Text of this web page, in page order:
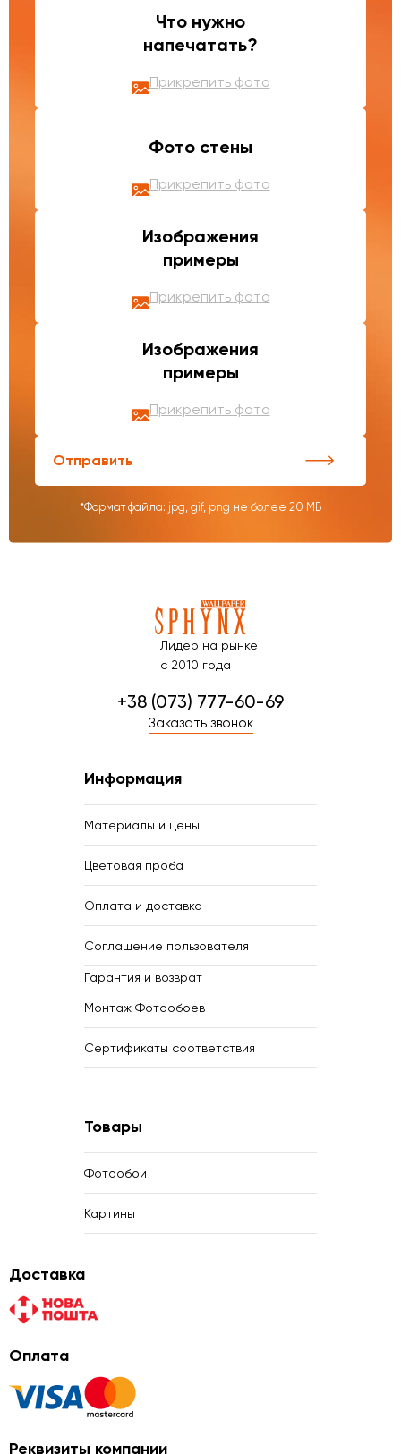
Что нужно
напечатать?
Прикрепить фото
Фото стены
Прикрепить фото
Изображения
примеры
Прикрепить фото
Изображения
примеры
Прикрепить фото
Отправить
*Формат файла: jpg, gif, png не более 20 МБ
Лидер на рынке
с 2010 года
+38 (073) 777-60-69
Заказать звонок
Информация
Материалы и цены
Цветовая проба
Оплата и доставка
Соглашение пользователя
Гарантия и возврат
Монтаж Фотообоев
Сертификаты соответствия
Товары
Фотообои
Картины
Доставка
Оплата
Реквизиты компании